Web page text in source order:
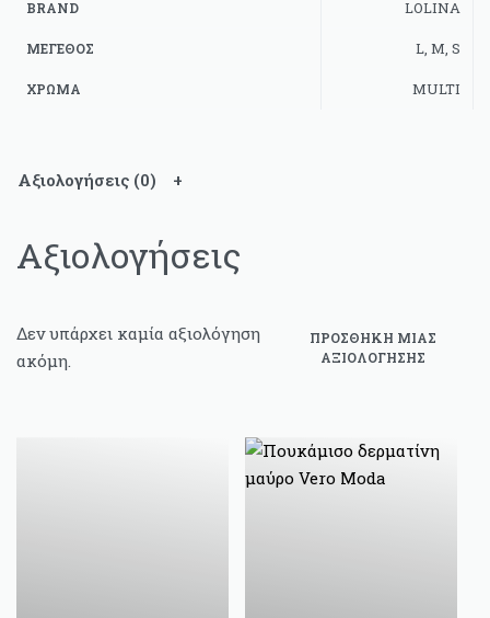
BRAND LOLINA
ΜΈΓΕΘΟΣ L, M, S
ΧΡΏΜΑ MULTI
Αξιολογήσεις (0)
Αξιολογήσεις
Δεν υπάρχει καμία αξιολόγηση
ακόμη.
ΠΡΟΣΘΉΚΗ ΜΊΑΣ
ΑΞΙΟΛΌΓΗΣΗΣ